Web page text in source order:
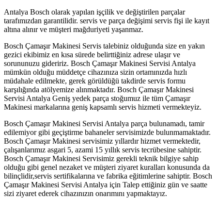
Antalya Bosch olarak yapılan işçilik ve değiştirilen parçalar
tarafımızdan garantilidir. servis ve parça değişimi servis fişi ile kayıt
altına alınır ve müşteri mağduriyeti yaşanmaz.
Bosch Çamaşır Makinesi Servis talebiniz olduğunda size en yakın
gezici ekibimiz en kısa sürede belirttiğiniz adrese ulaşır ve
sorununuzu gideririz. Bosch Çamaşır Makinesi Servisi Antalya
mümkün olduğu müddetçe cihazınıza sizin ortamınızda hızlı
müdahale edilmekte, gerek görüldüğü takdirde servis formu
karşılığında atölyemize alınmaktadır. Bosch Çamaşır Makinesi
Servisi Antalya Geniş yedek parça stoğumuz ile tüm Çamaşır
Makinesi markalarına geniş kapsamlı servis hizmeti vermekteyiz.
Bosch Çamaşır Makinesi Servisi Antalya parça bulunamadı, tamir
edilemiyor gibi geçiştirme bahaneler servisimizde bulunmamaktadır.
Bosch Çamaşır Makinesi servisimiz yıllardır hizmet vermektedir,
çalışanlarımız asgari 5, azami 15 yıllık servis tecrübesine sahiptir.
Bosch Çamaşır Makinesi Servisimiz gerekli teknik bilgiye sahip
olduğu gibi genel nezaket ve müşteri ziyaret kuralları konusunda da
bilinçlidir,servis sertifikalarına ve fabrika eğitimlerine sahiptir. Bosch
Çamaşır Makinesi Servisi Antalya için Talep ettiğiniz gün ve saatte
sizi ziyaret ederek cihazınızın onarımını yapmaktayız.